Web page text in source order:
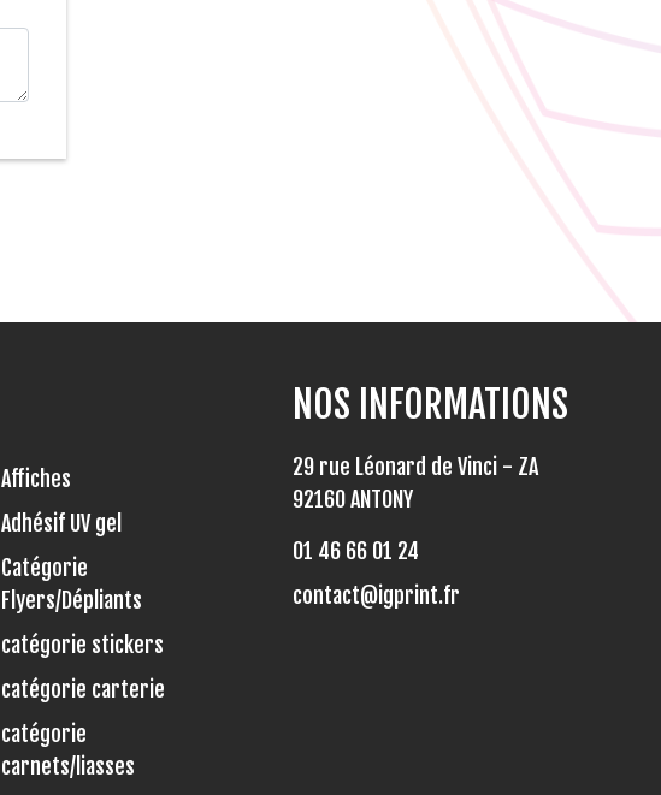
Affiches
Adhésif UV gel
Catégorie
Flyers/Dépliants
catégorie stickers
catégorie carterie
catégorie
carnets/liasses
NOS INFORMATIONS
29 rue Léonard de Vinci - ZA
92160 ANTONY
01 46 66 01 24
contact@igprint.fr